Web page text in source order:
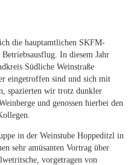
die hauptamtlichen SKFM-
In diesem Jahr
Südliche Weinstraße
eingetroffen sind und sich mit
spazierten wir trotz dunkler
und genossen hierbei den
in der Weinstube Hoppeditzl in
sehr amüsanten Vortrag über
vorgetragen von